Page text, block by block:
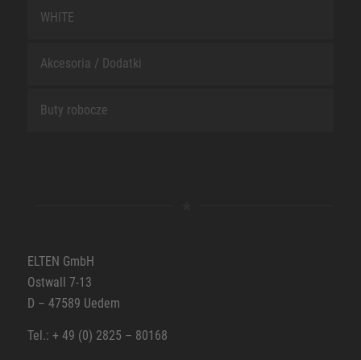
WHITE
Akcesoria / Dodatki
Buty robocze
ELTEN GmbH
Ostwall 7-13
D – 47589 Uedem
Tel.: + 49 (0) 2825 – 80168